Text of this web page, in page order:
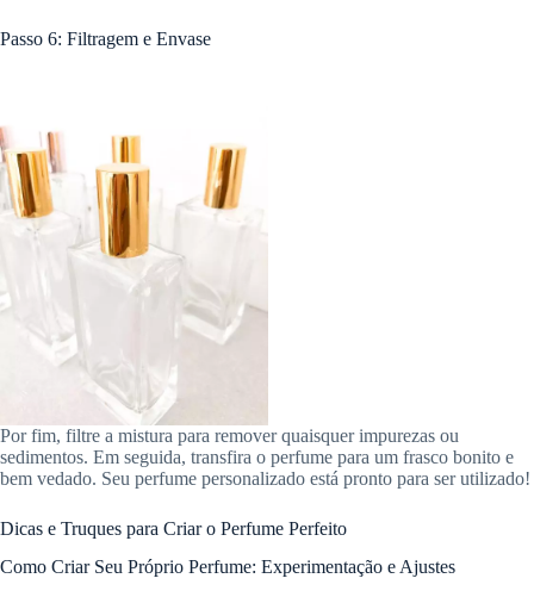
Passo 6: Filtragem e Envase
Por fim, filtre a mistura para remover quaisquer impurezas ou
sedimentos. Em seguida, transfira o perfume para um frasco bonito e
bem vedado. Seu perfume personalizado está pronto para ser utilizado!
Dicas e Truques para Criar o Perfume Perfeito
Como Criar Seu Próprio Perfume: Experimentação e Ajustes